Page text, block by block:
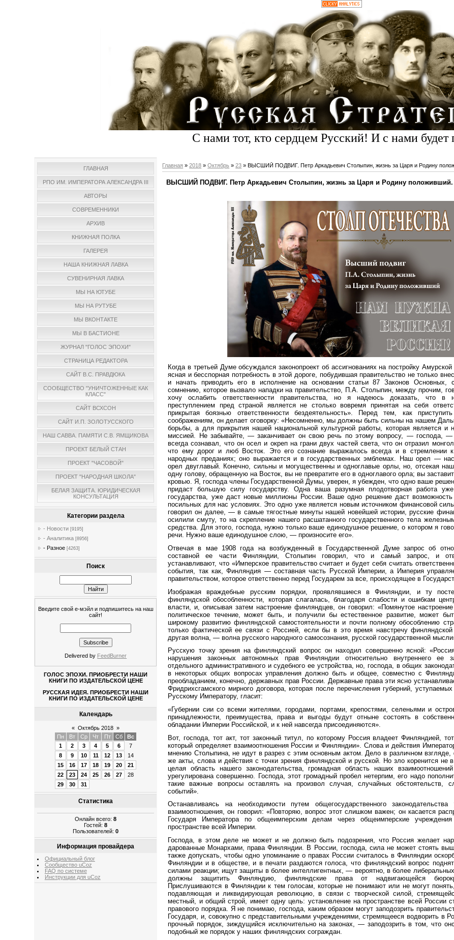
С нами тот, кто сердцем Русский! И с нами будет
ГЛАВНАЯ
РПО ИМ. ИМПЕРАТОРА АЛЕКСАНДРА III
АВТОРЫ
СОВРЕМЕННИКИ
АРХИВ
КНИЖНАЯ ПОЛКА
ГАЛЕРЕЯ
НАША КНИЖНАЯ ЛАВКА
СУВЕНИРНАЯ ЛАВКА
МЫ НА ЮТУБЕ
МЫ НА РУТУБЕ
МЫ ВКОНТАКТЕ
МЫ В БАСТИОНЕ
ЖУРНАЛ "ГОЛОС ЭПОХИ"
СТРАНИЦА РЕДАКТОРА
САЙТ В.С. ПРАВДЮКА
СООБЩЕСТВО "УНИЧТОЖЕННЫЕ КАК
КЛАСС"
САЙТ ВСХСОН
САЙТ И.П. ЗОЛОТУССКОГО
НАШ САВВА. ПАМЯТИ С.В. ЯМЩИКОВА
ПРОЕКТ БЕЛЫЙ СТАН
ПРОЕКТ "ЧАСОВОЙ"
ПРОЕКТ "НАРОДНАЯ ШКОЛА"
БЕЛАЯ ЗАЩИТА. ЮРИДИЧЕСКАЯ
КОНСУЛЬТАЦИЯ
Категории раздела
- Новости [9195]
- Аналитика [8956]
- Разное [4263]
Поиск
Введите свой е-мэйл и подпишитесь на наш
сайт!
Delivered by FeedBurner
ГОЛОС ЭПОХИ. ПРИОБРЕСТИ НАШИ
КНИГИ ПО ИЗДАТЕЛЬСКОЙ ЦЕНЕ
РУССКАЯ ИДЕЯ. ПРИОБРЕСТИ НАШИ
КНИГИ ПО ИЗДАТЕЛЬСКОЙ ЦЕНЕ
Календарь
« Октябрь 2018 »
Пн
Вт Ср Чт Пт Сб
Вс
1
2 3 4 5 6
7
8
9 10 11 12 13
14
15
16 17 18 19 20
21
22
23 24 25 26 27
28
29
30 31
Статистика
Онлайн всего:8
Гостей:8
Пользователей:0
Информация провайдера
Официальный блог
Сообщество uCoz
FAQ по системе
Инструкции для uCoz
Главная »2018 » Октябрь » 23 » ВЫСШИЙ ПОДВИГ. Петр Аркадьевич Столыпин, жизнь за Царя и Родину
ВЫСШИЙ ПОДВИГ. Петр Аркадьевич Столыпин, жизнь за Царя и Родину положивший.
Когда в третьей Думе обсуждался законопроект об ассигнованиях на постройку
ясная и бесспорная потребность в этой дороге, побудившая правительство не только
и начать приводить его в исполнение на основании статьи 87 Законов Основных,
сомнению, которое вызвало нападки на правительство, П.А. Столыпин, между прочим,
хочу ослабить ответственности правительства, но я надеюсь доказать, что в
преступлением пред страной является не столько вовремя принятая на себя
прикрытая боязнью ответственности бездеятельность». Перед тем, как
соображениям, он делает оговорку: «Несомненно, мы должны быть сильны на нашем
борьбы, а для прикрытия нашей национальной культурной работы, которая является и
миссией. Не забывайте, — заканчивает он свою речь по этому вопросу, — господа, —
всегда сознавал, что он осел и окреп на грани двух частей света, что он отразил
что ему дорог и люб Восток. Это его сознание выражалось всегда и в стремлении
народных преданиях; оно выражается и в государственных эмблемах. Наш орел —
орел двуглавый. Конечно, сильны и могущественны и одноглавые орлы, но, отсекая
одну голову, обращенную на Восток, вы не превратите его в одноглавого орла; вы
кровью. Я, господа члены Государственной Думы, уверен, я убежден, что одно ваше
придаст большую силу государству. Одна ваша разумная плодотворная работа
государства, уже даст новые миллионы России. Ваше одно решение даст возможность
посильных для нас условиях. Это одно уже является новым источником финансовой
говорил он далее, — в самые тягостные минуты нашей новейшей истории, русские
осилили смуту, то на скрепление нашего расшатанного государственного тела
средства. Для этого, господа, нужно только ваше единодушное решение, о котором я
речи. Нужно ваше единодушное слою, — произносите его».
Отвечая в мае 1908 года на возбужденный в Государственной Думе запрос об
составной ее части Финляндии, Столыпин говорил, что и самый запрос, и
устанавливают, что «Имперское правительство считает и будет себя считать
события, так как, Финляндия — составная часть Русской Империи, а Империя
правительством, которое ответственно перед Государем за все, происходящее в
Изображая враждебные русским порядки, проявлявшиеся в Финляндии, и ту
финляндской обособленности, которая слагалась, благодаря слабости и ошибкам
власти, и, описывая затем настроение финляндцев, он говорил: «Помянутое
политическое течение, может быть, и получили бы естественное развитие, может
широкому развитию финляндской самостоятельности и почти полному обособлению
только фактической ее связи с Россией, если бы в это время навстречу
другая волна, — волна русского народного самосознания, русской государственной
Русскую точку зрения на финляндский вопрос он находил совершенно ясной:
нарушения законных автономных прав Финляндии относительно внутреннего ее
отдельного административного и судебного ее устройства, но, господа, в общих
в некоторых общих вопросах управления должно быть и общее, совместно с
преобладанием, конечно, державных прав России. Державные права эти ясно
Фридрихсгамского мирного договора, которая после перечисления губерний,
Русскому Императору, гласит:
«Губернии сии со всеми жителями, городами, портами, крепостями, селеньями и
принадлежности, преимущества, права и выгоды будут отныне состоять в
обладании Империи Российской, и к ней навсегда присоединяются».
Вот, господа, тот акт, тот законный титул, по которому Россия владеет Финляндией,
который определяет взаимоотношения России и Финляндии». Слова и действия
мнению Столыпина, не идут в разрез с этим основным актом. Дело в различном
же акты, слова и действия с точки зрения финляндской и русской. Но зло коренится не
целая область нашего законодательства, громадная область наших
урегулирована совершенно. Господа, этот громадный пробел нетерпим, его надо
такие важные вопросы оставлять на произвол случая, случайных обстоятельств,
событий».
Останавливаясь на необходимости путем общегосударственного законодательства
взаимоотношения, он говорил: «Повторяю, вопрос этот слишком важен; он касается
Государя Императора по общеимперским делам через общеимперские
пространстве всей Империи.
Господа, в этом деле не может и не должно быть подозрения, что Россия желает
дарованные Монархами, права Финляндии. В России, господа, сила не может стоять
также допускать, чтобы одно упоминание о правах России считалось в Финляндии
Финляндии и в обществе, и в печати раздаются голоса, что финляндский вопрос
силами реакции; ищут защиты в более интеллигентных, — вероятно, в более
должны защитить Финляндию, финляндские права от надвигающейся
Прислушиваются в Финляндии к тем голосам, которые не понимают или не могут
подавляющая и ликвидирующая революцию, в связи с творческой силой,
местный, и общий строй, имеет одну цель: установление на пространстве всей России
правового порядка. Я не понимаю, господа, каким образом могут заподозрить
Государя, и, совокупно с представительными учреждениями, стремящееся водворить в
прочный порядок, зиждущийся исключительно на законах, — заподозрить в том, что
подобный же порядок у наших финляндских сограждан.